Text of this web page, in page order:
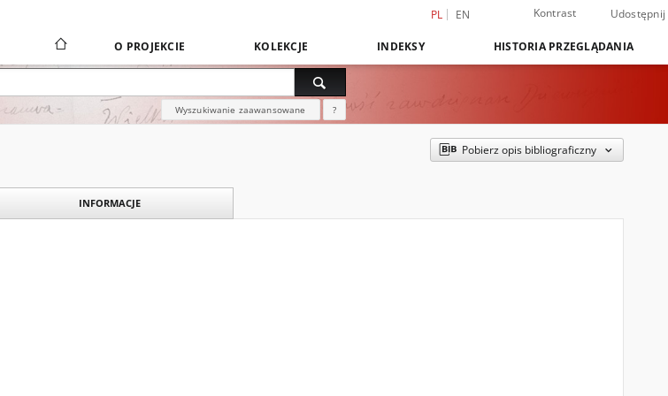
PL EN Kontrast Udostępnij
O PROJEKCIE KOLEKCJE INDEKSY HISTORIA PRZEGLĄDANIA
Wyszukiwanie zaawansowane ?
Pobierz opis bibliograficzny
INFORMACJE